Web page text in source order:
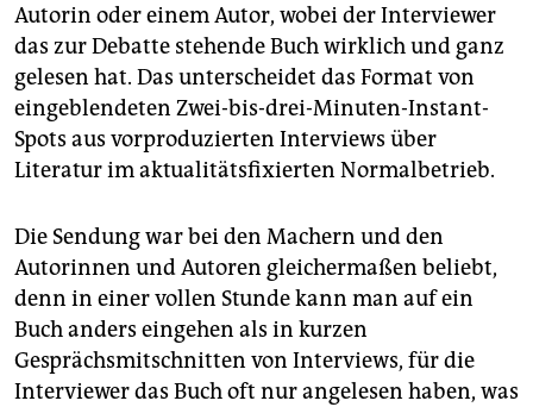
Autorin oder einem Autor, wobei der Interviewer
das zur Debatte stehende Buch wirklich und ganz
gelesen hat. Das unterscheidet das Format von
eingeblendeten Zwei-bis-drei-Minuten-Instant-
Spots aus vorproduzierten Interviews über
Literatur im aktualitätsfixierten Normalbetrieb.
Die Sendung war bei den Machern und den
Autorinnen und Autoren gleichermaßen beliebt,
denn in einer vollen Stunde kann man auf ein
Buch anders eingehen als in kurzen
Gesprächsmitschnitten von Interviews, für die
Interviewer das Buch oft nur angelesen haben, was